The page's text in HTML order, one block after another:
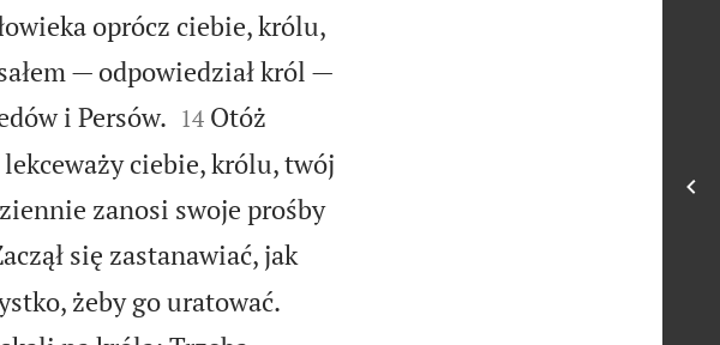
oprócz ciebie, królu,
— odpowiedział król —
i Persów.
14 Otóż
ciebie, królu, twój
zanosi swoje prośby
się zastanawiać, jak
żeby go uratować.